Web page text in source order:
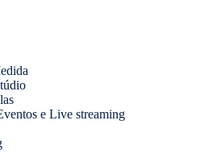
e Live streaming